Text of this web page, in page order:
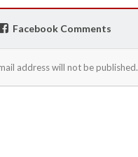
Facebook Comments
address will not be published.